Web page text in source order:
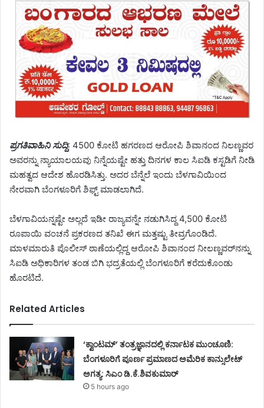
ಪ್ರಗತಿವಾಹಿನಿ ಸುದ್ದಿ: 4500 ಕೋಟಿ ಹಗರಣದ ಆರೋಪಿ ಶಿವಾನಂದ ನಿಲಣ್ಣವರ
ಅವರನ್ನು ನ್ಯಾಯಾಲಯವು ನಿನ್ನೆಯಷ್ಟೇ ಹತ್ತು ದಿನಗಳ ಕಾಲ ಸಿಐಡಿ ಕಸ್ಟಡಿಗೆ ನೀಡಿ
ಮಹತ್ವದ ಆದೇಶ ಹೊರಡಿಸಿತ್ತು. ಅದರ ಬೆನ್ನೆಲೆ ಇಂದು ಬೆಳಗಾವಿಯಿಂದ
ನೇರವಾಗಿ ಬೆಂಗಳೂರಿಗೆ ಶಿಫ್ಟ್ ಮಾಡಲಾಗಿದೆ.
ಬೆಳಗಾವಿಯನ್ನಷ್ಟೇ ಅಲ್ಲದೆ ಇಡೀ ರಾಜ್ಯವನ್ನೇ ನಡುಗಿಸಿದ್ದ 4,500 ಕೋಟಿ
ರೂಪಾಯಿ ವಂಚನೆ ಪ್ರಕರಣದ ತನಿಖೆ ಈಗ ಮತ್ತಷ್ಟು ತೀವ್ರಗೊಂಡಿದೆ.
ಮಾಳಮಾರುತಿ ಪೊಲೀಸ್ ಠಾಣೆಯಲ್ಲಿದ್ದ ಆರೋಪಿ ಶಿವಾನಂದ ನೀಲಣ್ಣವರ್‌ನನ್ನು
ಸಿಐಡಿ ಅಧಿಕಾರಿಗಳ ತಂಡ ಬಿಗಿ ಭದ್ರತೆಯಲ್ಲಿ ಬೆಂಗಳೂರಿಗೆ ಕರೆದುಕೊಂಡು
ಹೊರಟಿದೆ.
Related Articles
‘ಕ್ವಾಂಟಮ್’ ತಂತ್ರಜ್ಞಾನದಲ್ಲಿ ಕರ್ನಾಟಕ ಮುಂಚೂಣಿ:
ಬೆಂಗಳೂರಿಗೆ ಪೂರ್ಣ ಪ್ರಮಾಣದ ಅಮೆರಿಕ ಕಾನ್ಸುಲೇಟ್
ಅಗತ್ಯ: ಸಿಎಂ ಡಿ.ಕೆ.ಶಿವಕುಮಾರ್
5 hours ago